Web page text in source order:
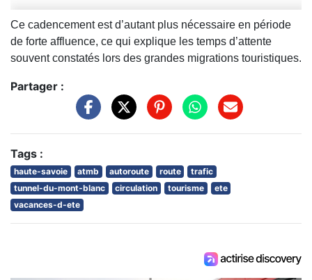
Ce cadencement est d’autant plus nécessaire en période
de forte affluence, ce qui explique les temps d’attente
souvent constatés lors des grandes migrations touristiques.
Partager :
Tags :
haute-savoie atmb autoroute route
trafic
tunnel-du-mont-blanc
circulation tourisme
ete
vacances-d-ete